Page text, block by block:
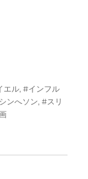
エル,#インフル
ンへソン,#スリ